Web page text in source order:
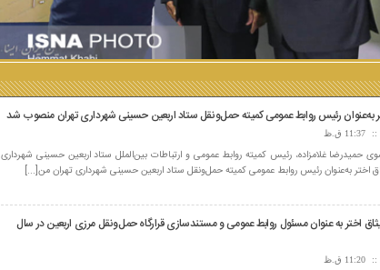
ایسنا برنده جایزه برگزیده در بخش گفت‌وگو شد
خبرگزاری ایسنا برگزار شد.
لاله پایتخت
به‌عنوان رئیس روابط عمومی کمیته حمل‌ونقل ستاد اربعین حسینی شهرداری تهران منصوب شد
11:37 ق.ظ
حمیدرضا غلامزاده، رئیس کمیته روابط عمومی و ارتباطات بین‌الملل ستاد اربعین حسینی شهرداری
اختر به‌عنوان رئیس روابط عمومی کمیته حمل‌ونقل ستاد اربعین حسینی شهرداری تهران من[...]
اختر به عنوان مسئول روابط عمومی و مستندسازی قرارگاه حمل‌ونقل مرزی اربعین در سال
11:20 ق.ظ